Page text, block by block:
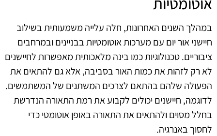
במהלך השנים האחרונות, חלה עלייה משמעותית בשילוב
חיישני אור יום עם מערכות אוטומטיות בבניינים ובמרחבים
ציבוריים. טכנולוגיות כמו בינה מלאכותית מאפשרות לחיישנים
לא רק לזהות את כמות האור בסביבה, אלא גם להתאים את
הפעולה שלהם בהתאם לצרכים המשתנים של המשתמשים.
לדוגמה, חיישנים יכולים לקבוע את רמת התאורה הנדרשת
בחלל מסוים ולהתאים את התאורה באופן אוטומטי כדי
לחסוך באנרגיה.